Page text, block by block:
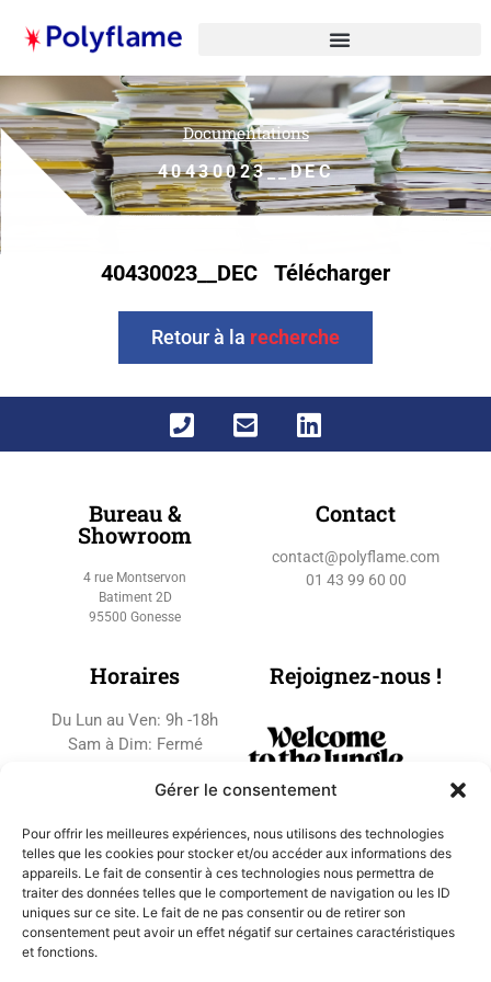
Gérer le consentement
Pour offrir les meilleures expériences, nous utilisons des technologies
telles que les cookies pour stocker et/ou accéder aux informations des
appareils. Le fait de consentir à ces technologies nous permettra de
traiter des données telles que le comportement de navigation ou les ID
uniques sur ce site. Le fait de ne pas consentir ou de retirer son
consentement peut avoir un effet négatif sur certaines caractéristiques
et fonctions.
Documentations
40430023__DEC
40430023__DEC Télécharger
Retour à la recherche
Bureau &
Showroom
4 rue Montservon
Batiment 2D
95500 Gonesse
Contact
contact@polyflame.com
01 43 99 60 00
Horaires
Du Lun au Ven: 9h -18h
Sam à Dim: Fermé
Rejoignez-nous !